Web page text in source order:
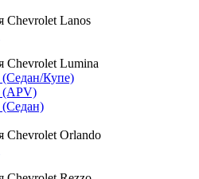
Chevrolet Lanos
Chevrolet Lumina
(Седан/Купе)
(APV)
(Седан)
Chevrolet Orlando